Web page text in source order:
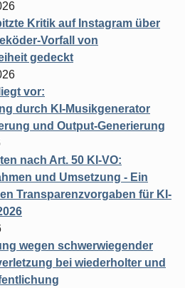
Kritik auf Instagram über
Vorfall von
gedeckt
vor:
durch KI-Musikgenerator
und Output-Generierung
nach Art. 50 KI-VO:
und Umsetzung - Ein
Transparenzvorgaben für KI-
wegen schwerwiegender
bei wiederholter und